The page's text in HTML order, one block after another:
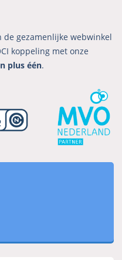
gezamenlijke webwinkel
koppeling met onze
plus één.